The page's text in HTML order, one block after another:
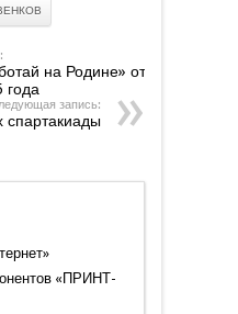
на Родине» от
года
запись:
спартакиады
«ПРИНТ-